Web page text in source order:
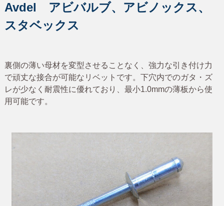
Avdel アビバルブ、 アビノ ッ クス、
スタベッ クス
裏側の薄い母材を変型させることなく、強力な引き付け力
で頑丈な接合が可能なリベットです。下穴内でのガタ・ズ
レが少なく耐震性に優れており、最小1.0mmの薄板から使
用可能です。